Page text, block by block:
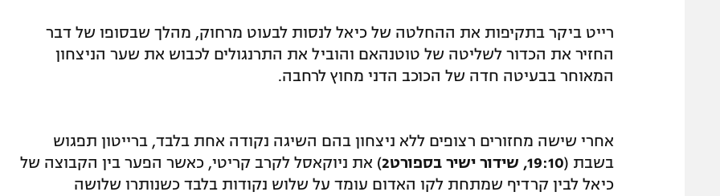
רייט ביקר בתקיפות את ההחלטה של כיאל לנסות לבעוט מרחוק, מהלך שבסופו של דבר
החזיר את הכדור לשליטה של טוטנהאם והוביל את התרנגולים לכבוש את שער הניצחון
המאוחר בבעיטה חדה של הכוכב הדני מחוץ לרחבה.
אחרי שישה מחזורים רצופים ללא ניצחון בהם השיגה נקודה אחת בלבד, ברייטון תפגוש
בשבת (19:10, שידור ישיר בספורט2
) את ניוקאסל לקרב קריטי, כאשר הפער בין הקבוצה של
כיאל לבין קרדיף שמתחת לקו האדום עומד על שלוש נקודות בלבד כשנותרו שלושה